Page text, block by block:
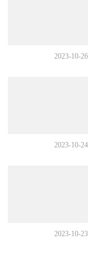
2023-10-26
2023-10-24
2023-10-23